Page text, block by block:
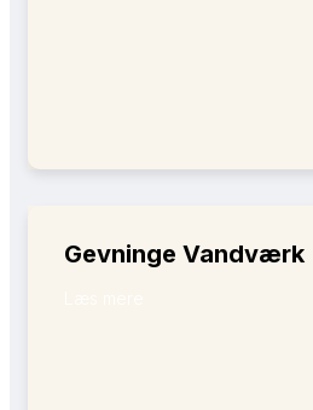
Gevninge Vandværk